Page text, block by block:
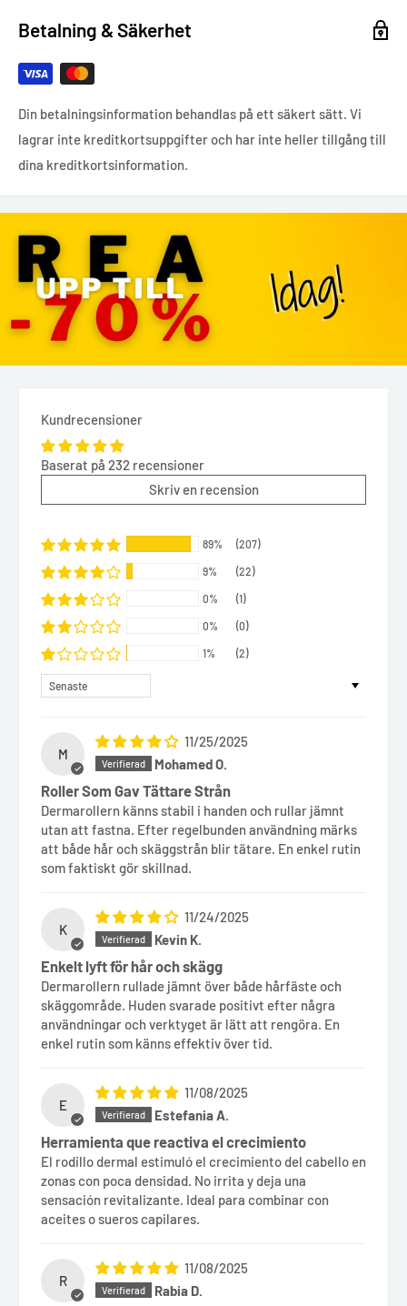
Betalning & Säkerhet
Din betalningsinformation behandlas på ett säkert sätt. Vi
lagrar inte kreditkortsuppgifter och har inte heller tillgång till
dina kreditkortsinformation.
Kundrecensioner
Baserat på 232 recensioner
Skriv en recension
89% (207)
9% (22)
0% (1)
0% (0)
1% (2)
Sort by
M
11/25/2025
Mohamed O.
Roller Som Gav Tättare Strån
Dermarollern känns stabil i handen och rullar jämnt
utan att fastna. Efter regelbunden användning märks
att både hår och skäggstrån blir tätare. En enkel rutin
som faktiskt gör skillnad.
K
11/24/2025
Kevin K.
Enkelt lyft för hår och skägg
Dermarollern rullade jämnt över både hårfäste och
skäggområde. Huden svarade positivt efter några
användningar och verktyget är lätt att rengöra. En
enkel rutin som känns effektiv över tid.
E
11/08/2025
Estefania A.
Herramienta que reactiva el crecimiento
El rodillo dermal estimuló el crecimiento del cabello en
zonas con poca densidad. No irrita y deja una
sensación revitalizante. Ideal para combinar con
aceites o sueros capilares.
R
11/08/2025
Rabia D.